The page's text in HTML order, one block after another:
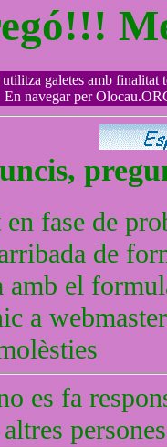
galetes amb finalitat
En navegar per
fase de
de
amb el
a
es fa